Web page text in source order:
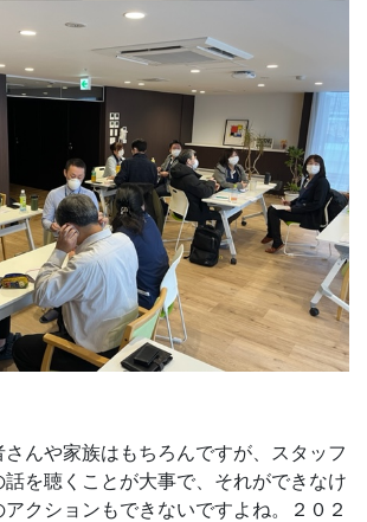
んや家族はもちろんですが、スタッフ
を聴くことが大事で、それができなけ
クションもできないですよね。２０２